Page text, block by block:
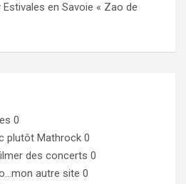
en Savoie « Zao de
0
plutôt Mathrock 0
des concerts 0
autre site 0